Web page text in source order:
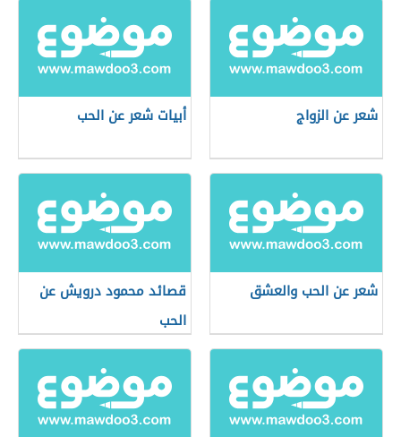
شعر عن الزواج أبيات شعر عن الحب
شعر عن الحب والعشق
قصائد محمود درويش عن
الحب